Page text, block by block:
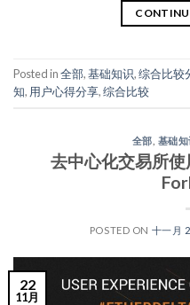
Posted in全部,基础知识,综合比较
知, 用户心得分享,综合比较
全部 基础知
去中心化交易所
POSTED ON 十一月
22
11月